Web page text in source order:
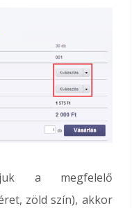
a megfelelő
zöld szín), akkor